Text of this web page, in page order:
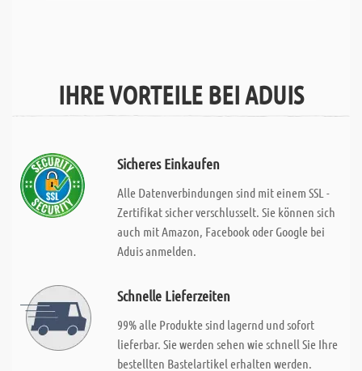
IHRE VORTEILE BEI ADUIS
Sicheres Einkaufen
Alle Datenverbindungen sind mit einem SSL -
Zertifikat sicher verschlusselt. Sie können sich
auch mit Amazon, Facebook oder Google bei
Aduis anmelden.
Schnelle Lieferzeiten
99% alle Produkte sind lagernd und sofort
lieferbar. Sie werden sehen wie schnell Sie Ihre
bestellten Bastelartikel erhalten werden.